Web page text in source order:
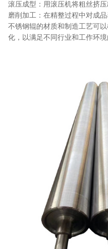
滚压成型：用滚压机将粗丝挤压
磨削加工：在精整过程中对成品
不锈钢辊的材质和制造工艺可
化，以满足不同行业和工作环境